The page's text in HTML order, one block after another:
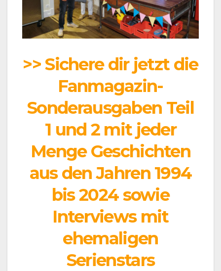
>> Sichere dir jetzt die
Fanmagazin-
Sonderausgaben Teil
1 und 2 mit jeder
Menge Geschichten
aus den Jahren 1994
bis 2024 sowie
Interviews mit
ehemaligen
Serienstars